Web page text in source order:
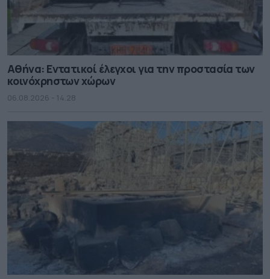
Αθήνα: Εντατικοί έλεγχοι για την προστασία των
κοινόχρηστων χώρων
06.08.2026 - 14.28